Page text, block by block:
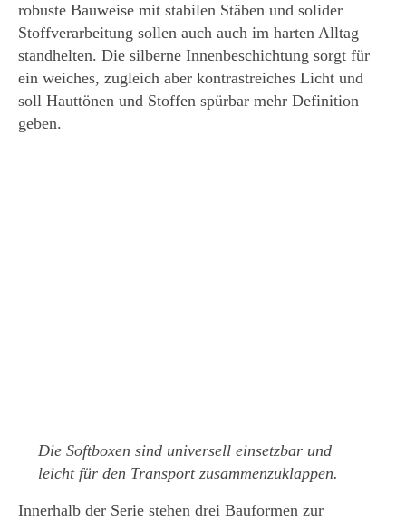
robuste Bauweise mit stabilen Stäben und solider
Stoffverarbeitung sollen auch auch im harten Alltag
standhelten. Die silberne Innenbeschichtung sorgt für
ein weiches, zugleich aber kontrastreiches Licht und
soll Hauttönen und Stoffen spürbar mehr Definition
geben.
Die Softboxen sind universell einsetzbar und
leicht für den Transport zusammenzuklappen.
Innerhalb der Serie stehen drei Bauformen zur